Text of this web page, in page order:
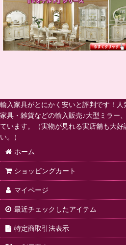
輸入家具がとにかく安いと評判です！
家具・雑貨などの輸入販売♪大型ミラー
ています。（実物が見れる実店舗も大
い。）
ホーム
ショッピングカート
マイページ
最近チェックしたアイテム
特定商取引法表示